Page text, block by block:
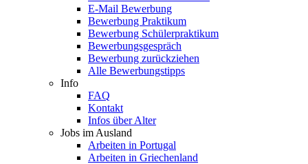
E-Mail Bewerbung
Bewerbung Praktikum
Bewerbung Schülerpraktikum
Bewerbungsgespräch
Bewerbung zurückziehen
Alle Bewerbungstipps
Info
FAQ
Kontakt
Infos über Alter
Jobs im Ausland
Arbeiten in Portugal
Arbeiten in Griechenland